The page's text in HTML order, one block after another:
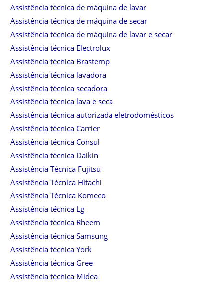
Assistência técnica de máquina de lavar
Assistência técnica de máquina de secar
Assistência técnica de máquina de lavar e secar
Assistência técnica Electrolux
Assistência técnica Brastemp
Assistência técnica lavadora
Assistência técnica secadora
Assistência técnica lava e seca
Assistência técnica autorizada eletrodomésticos
Assistência técnica Carrier
Assistência técnica Consul
Assistência técnica Daikin
Assistência Técnica Fujitsu
Assistência Técnica Hitachi
Assistência Técnica Komeco
Assistência técnica Lg
Assistência técnica Rheem
Assistência técnica Samsung
Assistência técnica York
Assistência técnica Gree
Assistência técnica Midea